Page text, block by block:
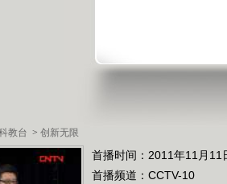
教台 > 创新无限
首播时间：2011年11月11
首播频道： CCTV-10